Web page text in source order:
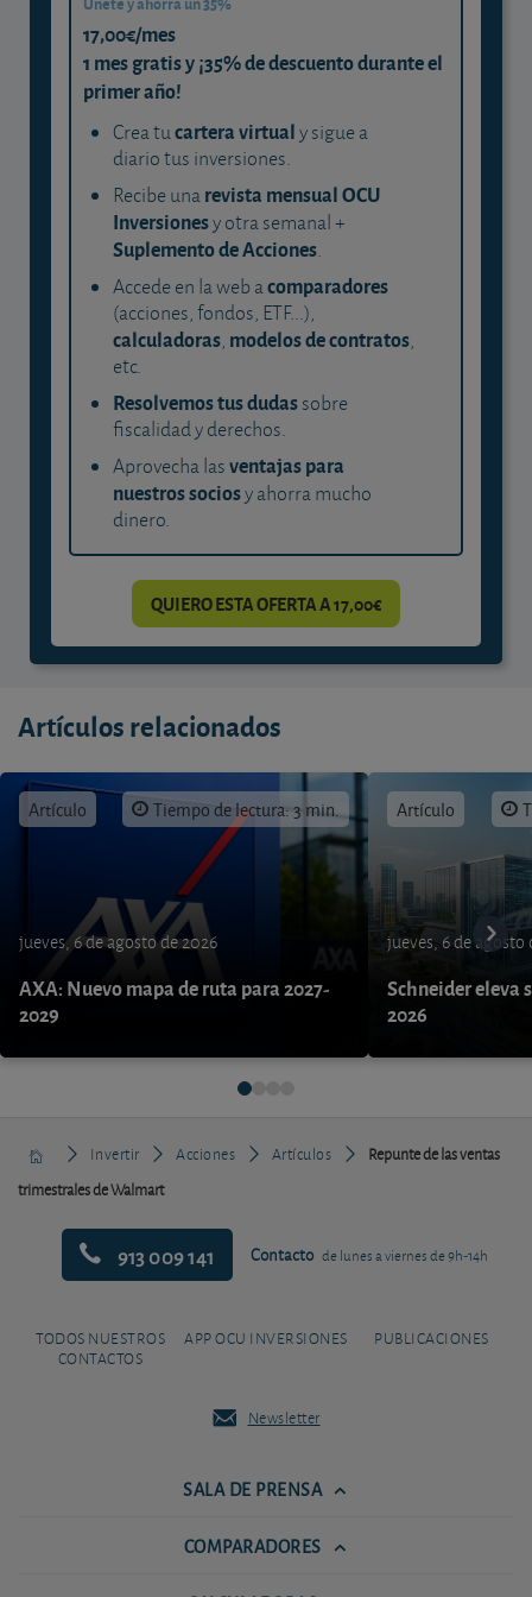
17,00€/mes
1 mes gratis y ¡35% de descuento durante el
primer año!
Crea tucartera virtualy sigue a
diario tus inversiones.
Recibe unarevista mensual OCU
Inversionesy otra semanal +
Suplemento de Acciones.
Accede en la web acomparadores
(acciones, fondos, ETF...),
calculadoras, modelos de contratos,
etc.
Resolvemos tus dudassobre
fiscalidad y derechos.
Aprovecha lasventajas para
nuestros sociosy ahorra mucho
dinero.
QUIERO ESTA OFERTA A 17,00€
Artículos relacionados
Artículo Tiempo de lectura: 3 min.
jueves, 6 de agosto de 2026
AXA: Nuevo mapa de ruta para 2027-
2029
Artículo
jueves, 6 de agosto
Schneider eleva
2026
Invertir Acciones Artículos
Repunte de las ventas
trimestrales de Walmart
913 009 141 Contacto de lunes a viernes de 9h-14h
TODOS NUESTROS
CONTACTOS
APP OCU INVERSIONES PUBLICACIONES
Newsletter
SALA DE PRENSA
COMPARADORES